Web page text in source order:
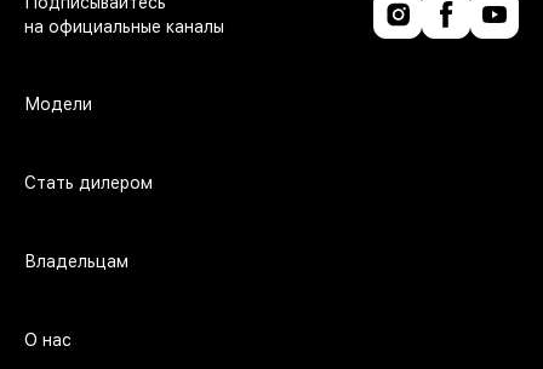
Модели
Стать дилером
Владельцам
О нас